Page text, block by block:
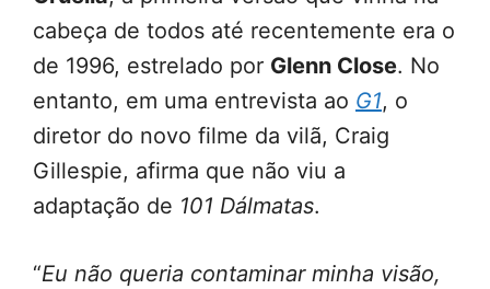
cabeça de todos até recentemente era o
de 1996, estrelado por Glenn Close. No
entanto, em uma entrevista ao G1, o
diretor do novo filme da vilã, Craig
Gillespie, afirma que não viu a
adaptação de 101 Dálmatas.
“Eu não queria contaminar minha visão,